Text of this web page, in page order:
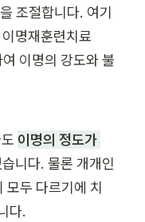
조절합니다. 여기
명재훈련치료
이명의 강도와 불
이명의 정도가
니다. 물론 개개인
모두 다르기에 치
다.